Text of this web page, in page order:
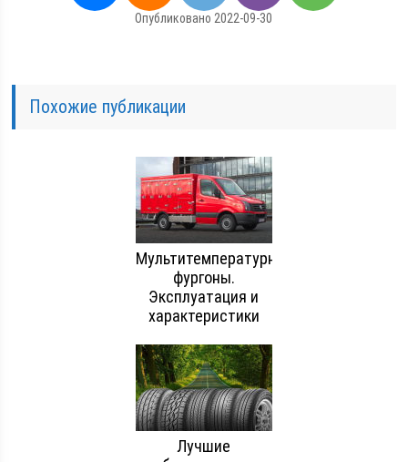
Опубликовано 2022-09-30
Похожие публикации
Мультитемпературные
фургоны.
Эксплуатация и
характеристики
Лучшие